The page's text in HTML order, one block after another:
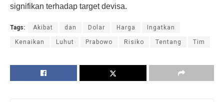
signifikan terhadap target devisa.
Tags: Akibat dan Dolar Harga Ingatkan
Kenaikan Luhut Prabowo Risiko Tentang Tim